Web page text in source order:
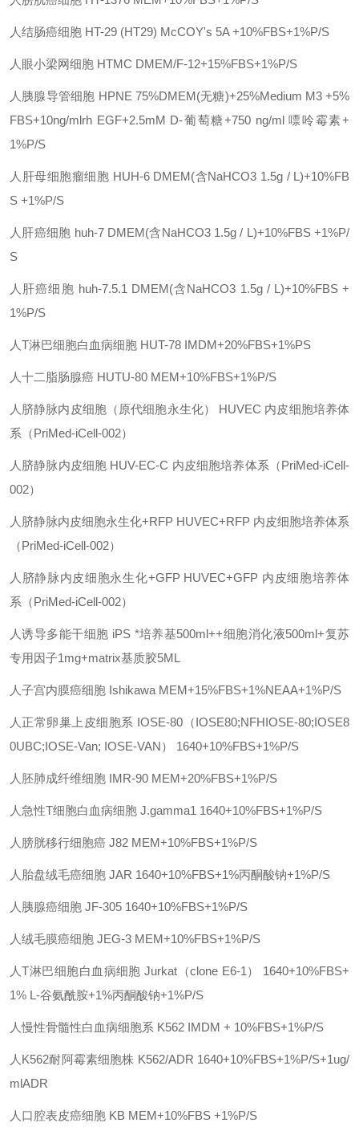
人结肠癌细胞 HT-29 (HT29) McCOY's 5A +10%FBS+1%P/S
人眼小梁网细胞 HTMC DMEM/F-12+15%FBS+1%P/S
人胰腺导管细胞 HPNE 75%DMEM(无糖)+25%Medium M3 +5%
FBS+10ng/mlrh EGF+2.5mM D-葡萄糖+750 ng/ml 嘌呤霉素+
1%P/S
人肝母细胞瘤细胞 HUH-6 DMEM(含NaHCO3 1.5g / L)+10%FB
S +1%P/S
人肝癌细胞 huh-7 DMEM(含NaHCO3 1.5g / L)+10%FBS +1%P/
S
人肝癌细胞 huh-7.5.1 DMEM(含NaHCO3 1.5g / L)+10%FBS +
1%P/S
人 T淋巴细胞白血病细胞 HUT-78 IMDM+20%FBS+1%PS
人十二脂肠腺癌 HUTU-80 MEM+10%FBS+1%P/S
人脐静脉内皮细胞（原代细胞永生化） HUVEC 内皮细胞培养体
系（PriMed-iCell-002）
人脐静脉内皮细胞 HUV-EC-C 内皮细胞培养体系（PriMed-iCell-
002）
人脐静脉内皮细胞永生化+RFP HUVEC+RFP 内皮细胞培养体系
（PriMed-iCell-002）
人脐静脉内皮细胞永生化+GFP HUVEC+GFP 内皮细胞培养体
系（PriMed-iCell-002）
人诱导多能干细胞 iPS *培养基500ml++细胞消化液500ml+复苏
专用因子1mg+matrix基质胶5ML
人子宫内膜癌细胞 Ishikawa MEM+15%FBS+1%NEAA+1%P/S
人正常卵巢上皮细胞系 IOSE-80（IOSE80;NFHIOSE-80;IOSE8
0UBC;IOSE-Van; IOSE-VAN）
1640+10%FBS+1%P/S
人胚肺成纤维细胞 IMR-90 MEM+20%FBS+1%P/S
人急性T细胞白血病细胞 J.gamma1 1640+10%FBS+1%P/S
人膀胱移行细胞癌 J82 MEM+10%FBS+1%P/S
人胎盘绒毛癌细胞 JAR 1640+10%FBS+1%丙酮酸钠+1%P/S
人胰腺癌细胞 JF-305 1640+10%FBS+1%P/S
人绒毛膜癌细胞 JEG-3 MEM+10%FBS+1%P/S
人T淋巴细胞白血病细胞 Jurkat（clone E6-1）
1640+10%FBS+
1% L-谷氨酰胺+1%丙酮酸钠+1%P/S
人慢性骨髓性白血病细胞系 K562 IMDM + 10%FBS+1%P/S
人 K562耐阿霉素细胞株 K562/ADR 1640+10%FBS+1%P/S+1ug/
mlADR
人口腔表皮癌细胞 KB MEM+10%FBS +1%P/S